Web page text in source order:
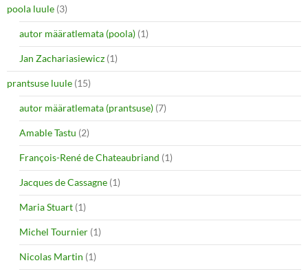
poola luule (3)
autor määratlemata (poola) (1)
Jan Zachariasiewicz (1)
prantsuse luule (15)
autor määratlemata (prantsuse) (7)
Amable Tastu (2)
François-René de Chateaubriand (1)
Jacques de Cassagne (1)
Maria Stuart (1)
Michel Tournier (1)
Nicolas Martin (1)